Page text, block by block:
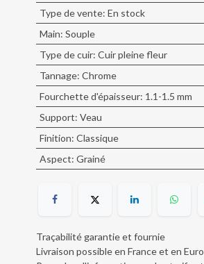
Type de vente: En stock
Main: Souple
Type de cuir: Cuir pleine fleur
Tannage: Chrome
Fourchette d'épaisseur: 1.1-1.5 mm
Support: Veau
Finition: Classique
Aspect: Grainé
Traçabilité garantie et fournie
Livraison possible en France et en